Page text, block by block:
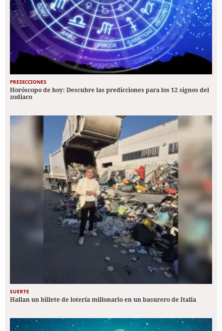
PREDICCIONES
Horóscopo de hoy: Descubre las predicciones para los 12 signos del
zodiaco
SUERTE
Hallan un billete de lotería millonario en un basurero de Italia